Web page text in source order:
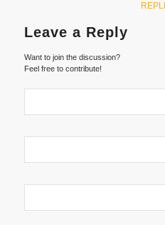
Leave a Reply
Want to join the discussion?
Feel free to contribute!